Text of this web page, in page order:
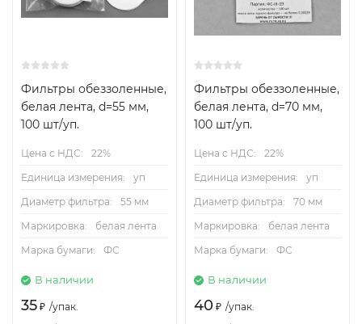
Фильтры обеззоленные,
белая лента, d=55 мм,
100 шт/уп.
Цена с НДС:
22%
Единица измерения:
уп
Диаметр фильтра:
55 мм
Маркировка:
белая лента
Марка бумаги:
ФС
В наличии
35 ₽ /упак.
Фильтры обеззоленные,
белая лента, d=70 мм,
100 шт/уп.
Цена с НДС:
22%
Единица измерения:
уп
Диаметр фильтра:
70 мм
Маркировка:
белая лента
Марка бумаги:
ФС
В наличии
40 ₽ /упак.